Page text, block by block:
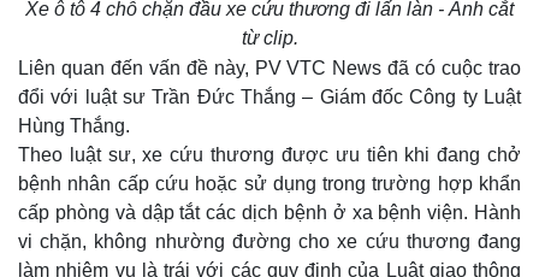
Xe ô tô 4 chỗ chặn đầu xe cứu thương đi lấn làn - Ảnh cắt
từ clip.
Liên quan đến vấn đề này, PV VTC News đã có cuộc trao
đổi với luật sư Trần Đức Thắng – Giám đốc Công ty Luật
Hùng Thắng.
Theo luật sư, xe cứu thương được ưu tiên khi đang chở
bệnh nhân cấp cứu hoặc sử dụng trong trường hợp khẩn
cấp phòng và dập tắt các dịch bệnh ở xa bệnh viện. Hành
vi chặn, không nhường đường cho xe cứu thương đang
làm nhiệm vụ là trái với các quy định của Luật giao thông